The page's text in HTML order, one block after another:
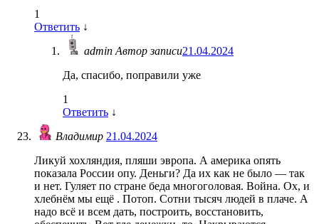
1
Ответить ↓
adminАвтор записи21.04.2024
Да, спасибо, поправили уже
1
Ответить ↓
Владимир 21.04.2024
Ликуй хохляндия, пляши эвропа. А америка опять
показала России опу. Деньги? Да их как не было — так
и нет. Гуляет по стране беда многоголовая. Война. Ох, и
хлебнём мы ещё . Потоп. Сотни тысяч людей в плаче. А
надо всё и всем дать, построить, восстановить,